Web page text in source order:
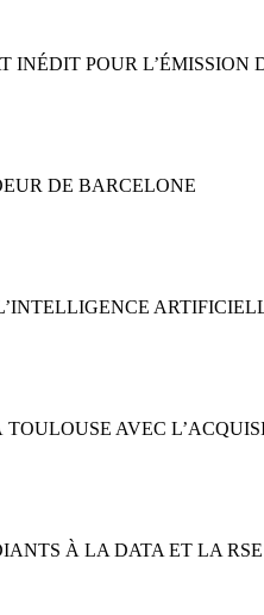
INÉDIT POUR L’ÉMISSION
DE BARCELONE
AVEC
À LA DATA ET LA